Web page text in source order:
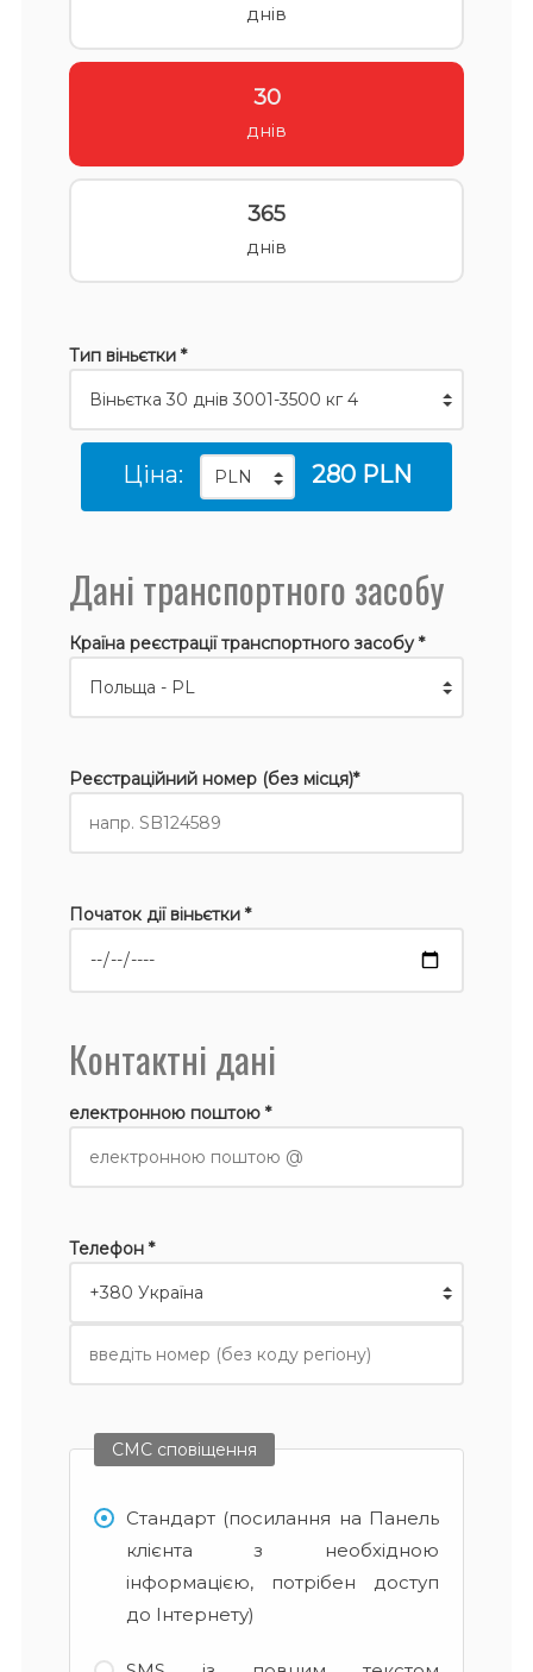
днів
30
днів
365
днів
Тип віньєтки *
Ціна: 280 PLN
Дані транспортного засобу
Країна реєстрації транспортного засобу *
Реєстраційний номер (без місця)*
Початок дії віньєтки *
Контактні дані
електронною поштою *
Телефон *
СМС сповіщення
Стандарт (посилання на Панель
клієнта з необхідною
інформацією, потрібен доступ
до Інтернету)